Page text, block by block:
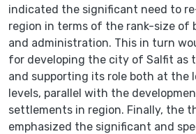
indicated the significant need to
region in terms of the rank-size of
and administration. This in turn
for developing the city of Salfit as
and supporting its role both at the
levels, parallel with the
settlements in region. Finally, the
emphasized the significant and